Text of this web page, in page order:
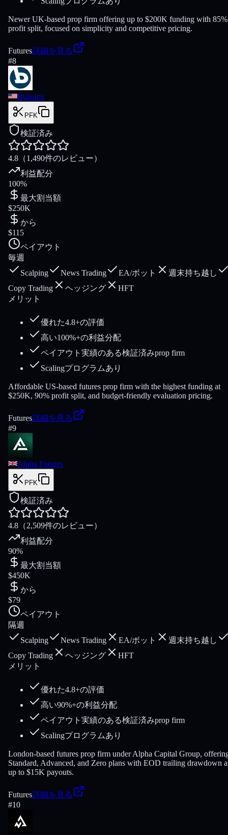
Newer UK-based prop firm offering up to $200K funding with 85%
profit split, focused on simplicity and competitive pricing.
Futures詳細を見る
#8
Bulenox
PFK
検証済み
4.8 （1,490件のレビュー）
利益配分
100%
最大割当額
$250K
から
$115
ペイアウト
毎週
Scalping
News Trading EA/ボット
週末持ち越し
Copy Trading
ヘッジング
HFT
メリット
優れた4.8+の評価
高い100%+の利益分配
ペイアウト実績のある検証済みprop firm
Scalingプログラムあり
Affordable US-based futures prop firm with the highest funding at
$250K, 90% profit split, and budget-friendly evaluation pricing.
Futures詳細を見る
#9
Alpha Futures
PFK
検証済み
4.8 （2,509件のレビュー）
利益配分
90%
最大割当額
$450K
から
$79
ペイアウト
隔週
Scalping
News Trading EA/ボット
週末持ち越し
Copy Trading
ヘッジング
HFT
メリット
優れた4.8+の評価
高い90%+の利益分配
ペイアウト実績のある検証済みprop firm
Scalingプログラムあり
London-based futures prop firm under Alpha Capital Group,
Standard, Advanced, and Zero plans with EOD trailing drawdown
up to $15K payouts.
Futures詳細を見る
#10